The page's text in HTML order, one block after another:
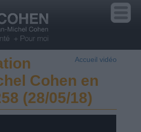
Accueil vidéo
Cohen en
(28/05/18)